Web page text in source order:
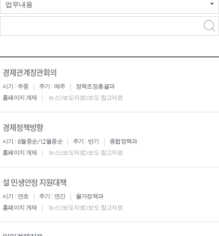
업무내용
경제관계장관회의
시기 : 주중 주기 : 매주
정책조정총괄과
홈페이지 게재
뉴스>보도자료>보도·참고자료
경제정책방향
시기 : 6월중순/12월중순 주기 : 반기
종합정책과
홈페이지 게재
뉴스>보도자료>보도·참고자료
설 민생안정 지원대책
시기 : 연초 주기 : 연간
물가정책과
홈페이지 게재
뉴스>보도자료>보도·참고자료